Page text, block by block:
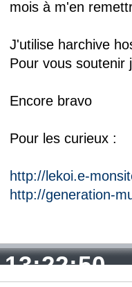
mois à m'en
J'utilise harchive
Pour vous soutenir
Encore bravo
Pour les curieux :
http://lekoi.e-
http://generation-